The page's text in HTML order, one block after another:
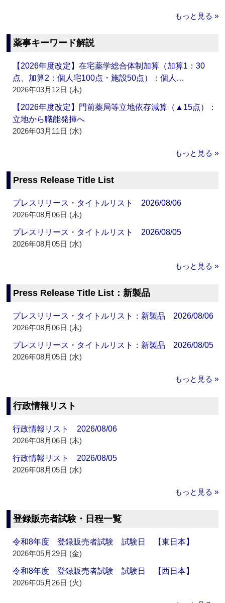
もっと見る »
薬事キーワード解説
【2026年度改定】在宅薬学総合体制加算（加算1：30
点、加算2：個人宅100点・施設50点）：個人…
2026年03月12日 (木)
【2026年度改定】門前薬局等立地依存減算（▲15点）：
立地から職能発揮へ
2026年03月11日 (水)
もっと見る »
Press Release Title List
プレスリリース・タイトルリスト 2026/08/06
2026年08月06日 (木)
プレスリリース・タイトルリスト 2026/08/05
2026年08月05日 (水)
もっと見る »
Press Release Title List：新製品
プレスリリース・タイトルリスト：新製品 2026/08/06
2026年08月06日 (木)
プレスリリース・タイトルリスト：新製品 2026/08/05
2026年08月05日 (水)
もっと見る »
行政情報リスト
行政情報リスト 2026/08/06
2026年08月06日 (木)
行政情報リスト 2026/08/05
2026年08月05日 (水)
もっと見る »
登録販売者試験・日程一覧
令和8年度 登録販売者試験 試験日 【東日本】
2026年05月29日 (金)
令和8年度 登録販売者試験 試験日 【西日本】
2026年05月26日 (火)